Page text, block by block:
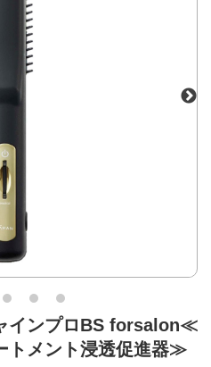
インプロBS forsalon≪
トメント浸透促進器≫